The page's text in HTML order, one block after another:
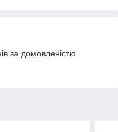
за домовленістю